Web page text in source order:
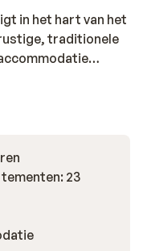
in het hart van het
traditionele
dorp met het
loopafstand is dit
met balkon,
is fris en
en privacy,
je gemak voelt. Elke
ontbijt op de
23